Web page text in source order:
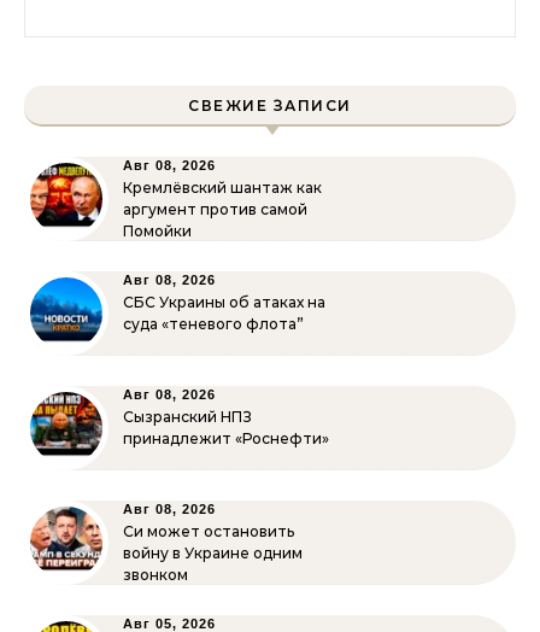
СВЕЖИЕ ЗАПИСИ
Авг 08, 2026
Кремлёвский шантаж как
аргумент против самой
Помойки
Авг 08, 2026
СБС Украины об атаках на
суда «теневого флота”
Авг 08, 2026
Сызранский НПЗ
принадлежит «Роснефти»
Авг 08, 2026
Си может остановить
войну в Украине одним
звонком
Авг 05, 2026